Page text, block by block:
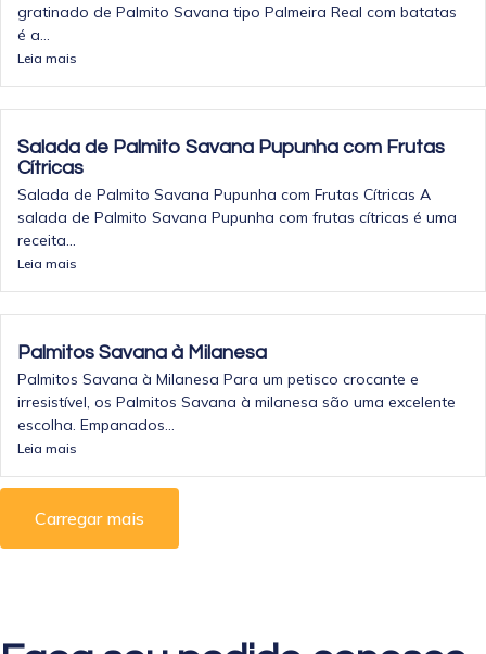
gratinado de Palmito Savana tipo Palmeira Real com batatas
é a...
Leia mais
Salada de Palmito Savana Pupunha com Frutas
Cítricas
Salada de Palmito Savana Pupunha com Frutas Cítricas A
salada de Palmito Savana Pupunha com frutas cítricas é uma
receita...
Leia mais
Palmitos Savana à Milanesa
Palmitos Savana à Milanesa Para um petisco crocante e
irresistível, os Palmitos Savana à milanesa são uma excelente
escolha. Empanados...
Leia mais
Carregar mais